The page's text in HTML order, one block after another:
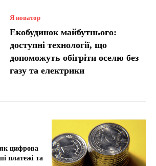
Я новатор
Екобудинок майбутнього:
доступні технології, що
допоможуть обігріти оселю без
газу та електрики
цифрова
платежі та